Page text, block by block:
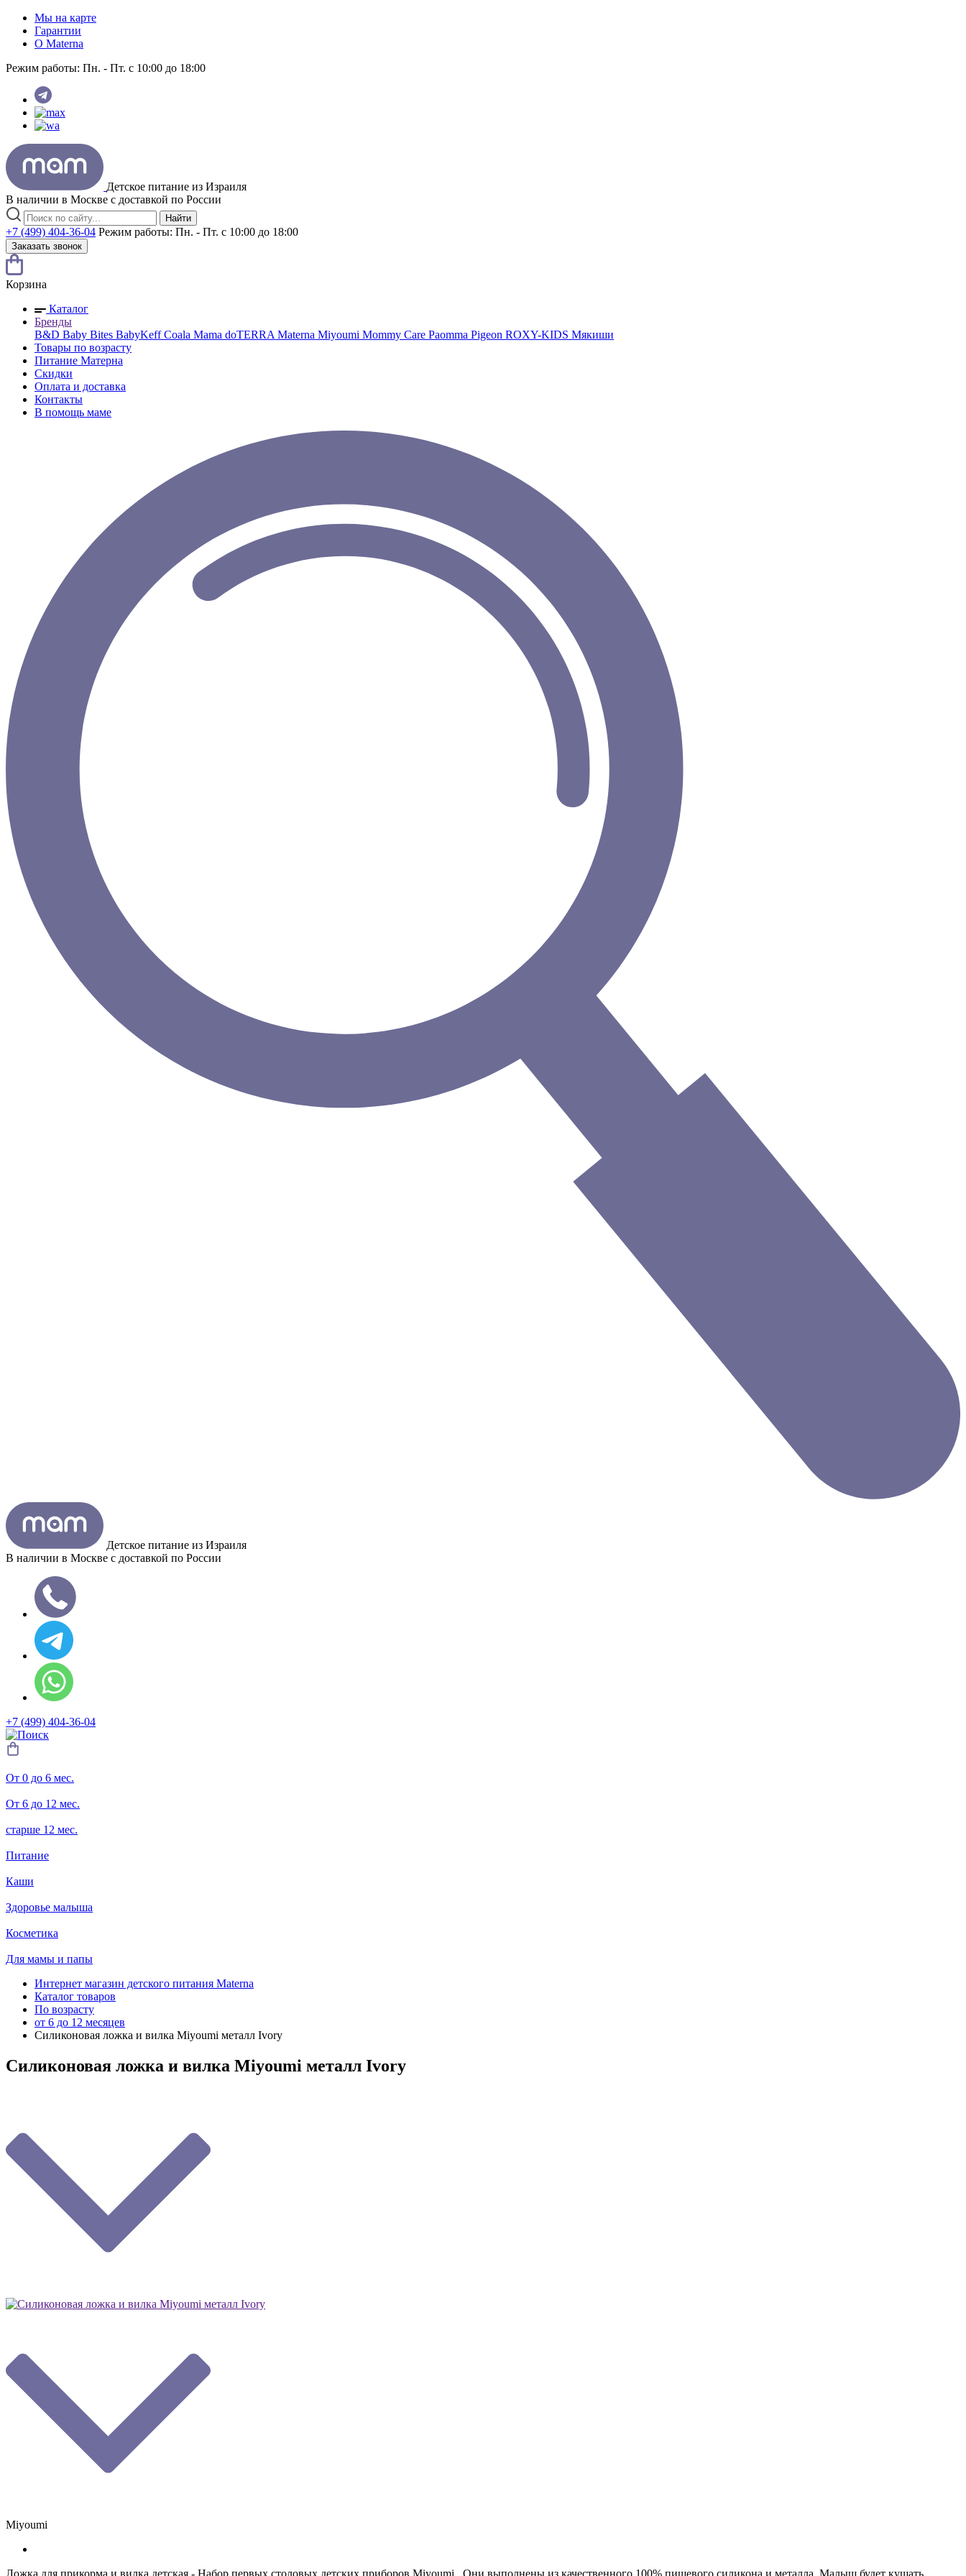
Мы на карте
Гарантии
O Materna
Режим работы: Пн. - Пт. с 10:00 до 18:00
Детское питание из Израиля
В наличии в Москве с доставкой по России
Найти
+7 (499) 404-36-04 Режим работы: Пн. - Пт. с 10:00 до 18:00
Заказать звонок
Корзина
Каталог
Бренды
B&D Baby Bites BabyKeffCoala Mama doTERRA Materna Miyoumi Mommy Care Paomma Pigeon ROXY-KIDS Мякиши
Товары по возрасту
Питание Матерна
Скидки
Оплата и доставка
Контакты
В помощь маме
Детское питание из Израиля
В наличии в Москве с доставкой по России
+7 (499) 404-36-04
От 0 до 6 мес.
От 6 до 12 мес.
старше 12 мес.
Питание
Каши
Здоровье малыша
Косметика
Для мамы и папы
Интернет магазин детского питания Materna
Каталог товаров
По возрасту
от 6 до 12 месяцев
Силиконовая ложка и вилка Мiyoumi металл Ivory
Силиконовая ложка и вилка Мiyoumi металл Ivory
Miyoumi
Ложка для прикорма и вилка детская - Набор первых столовых детских приборов Miyoumi . Они выполнены из качественного 100% пищевого силикона и металла. Малыш будет кушать